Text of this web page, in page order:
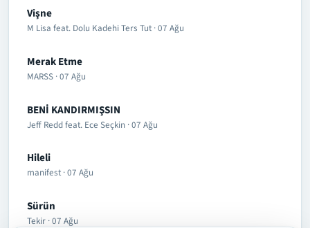
Vişne
M Lisa feat. Dolu Kadehi Ters Tut · 07 Ağu
Merak Etme
MARSS · 07 Ağu
BENİ KANDIRMIŞSIN
Jeff Redd feat. Ece Seçkin · 07 Ağu
Hileli
manifest · 07 Ağu
Sürün
Tekir · 07 Ağu